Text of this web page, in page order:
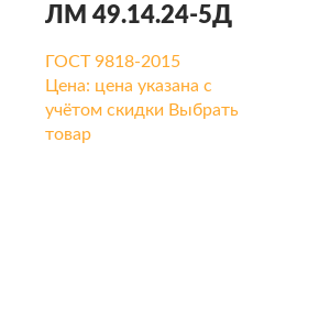
ЛМ 49.14.24-5Д
ГОСТ 9818-2015
Цена: цена указана с
учётом скидки Выбрать
товар